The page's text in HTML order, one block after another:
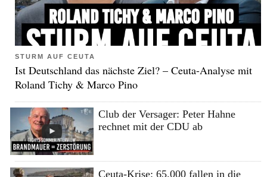
STURM AUF CEUTA
Ist Deutschland das nächste Ziel? – Ceuta-Analyse mit
Roland Tichy & Marco Pino
Club der Versager: Peter Hahne
rechnet mit der CDU ab
Ceuta-Krise: 65.000 fallen in die